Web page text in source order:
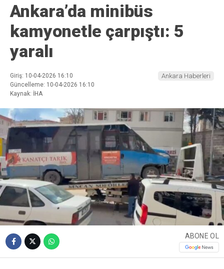
Ankara’da minibüs
kamyonetle çarpıştı: 5
yaralı
Giriş: 10-04-2026 16:10
Güncelleme: 10-04-2026 16:10
Kaynak: İHA
Ankara Haberleri
ABONE OL